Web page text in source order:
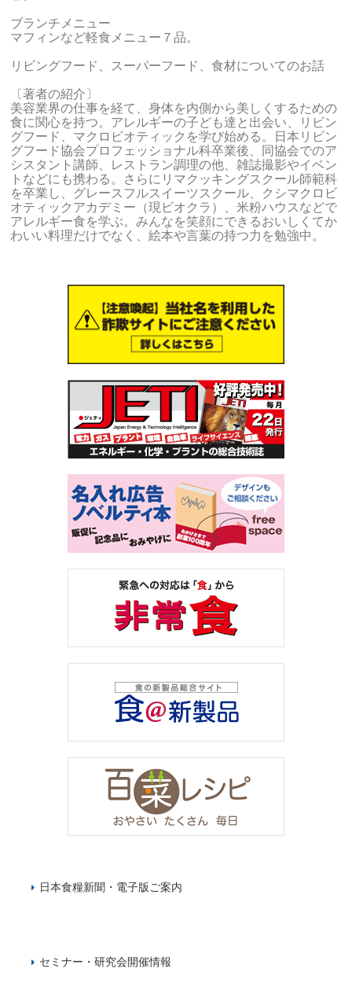
ブランチメニュー
マフィンなど軽食メニュー７品。
リビングフード、スーパーフード、食材についてのお話
〔著者の紹介〕
美容業界の仕事を経て、身体を内側から美しくするための
食に関心を持つ。アレルギーの子ども達と出会い、リビン
グフード、マクロビオティックを学び始める。日本リビン
グフード協会プロフェッショナル科卒業後、同協会でのア
シスタント講師、レストラン調理の他、雑誌撮影やイベン
トなどにも携わる。さらにリマクッキングスクール師範科
を卒業し、グレースフルスイーツスクール、クシマクロビ
オティックアカデミー（現ビオクラ）、米粉ハウスなどで
アレルギー食を学ぶ。みんなを笑顔にできるおいしくてか
わいい料理だけでなく、絵本や言葉の持つ力を勉強中。
日本食糧新聞・電子版ご案内
セミナー・研究会開催情報